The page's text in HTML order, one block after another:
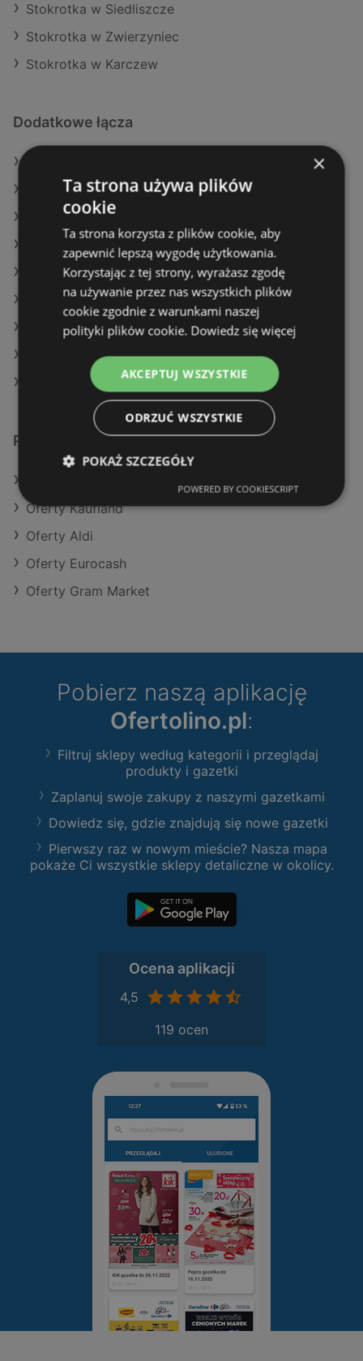
Stokrotka w Siedliszcze
Stokrotka w Zwierzyniec
Stokrotka w Karczew
Dodatkowe łącza
Oferty Selgros
Oferty Dealz
Aktualne gazetki Lidl
Aktualne gazetki POLOmarket
Aktualne gazetki E.Leclerc
Aktualne gazetki Carrefour
Aktualne gazetki Makro
Sklepy Stokrotka w Police
Podobne sklepy detaliczne
Oferty Kaufland
Oferty Aldi
Oferty Eurocash
Oferty Gram Market
Pobierz naszą aplikację
Ofertolino.pl:
Filtruj sklepy według kategorii i przeglądaj
produkty i gazetki
Zaplanuj swoje zakupy z naszymi gazetkami
Dowiedz się, gdzie znajdują się nowe gazetki
Pierwszy raz w nowym mieście? Nasza mapa
pokaże Ci wszystkie sklepy detaliczne w okolicy.
Ocena aplikacji
4,5
119 ocen
×
Ta strona używa plików
cookie
Ta strona korzysta z plików cookie, aby
zapewnić lepszą wygodę użytkowania.
Korzystając z tej strony, wyrażasz zgodę
na używanie przez nas wszystkich plików
cookie zgodnie z warunkami naszej
polityki plików cookie. Dowiedz się więcej
AKCEPTUJ WSZYSTKIE
ODRZUĆ WSZYSTKIE
POKAŻ SZCZEGÓŁY
POWERED BY COOKIESCRIPT